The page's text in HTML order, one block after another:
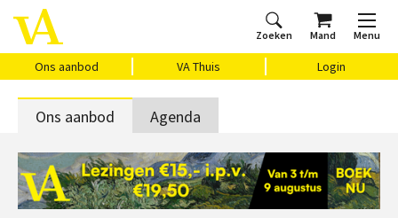
Zoeken Mand Menu
Ons aanbod VA Thuis Login
Home
Ons aanbod
Agenda
VAthuis
Over ons
Vragen?
Cadeaubon
Ons aanbod Agenda